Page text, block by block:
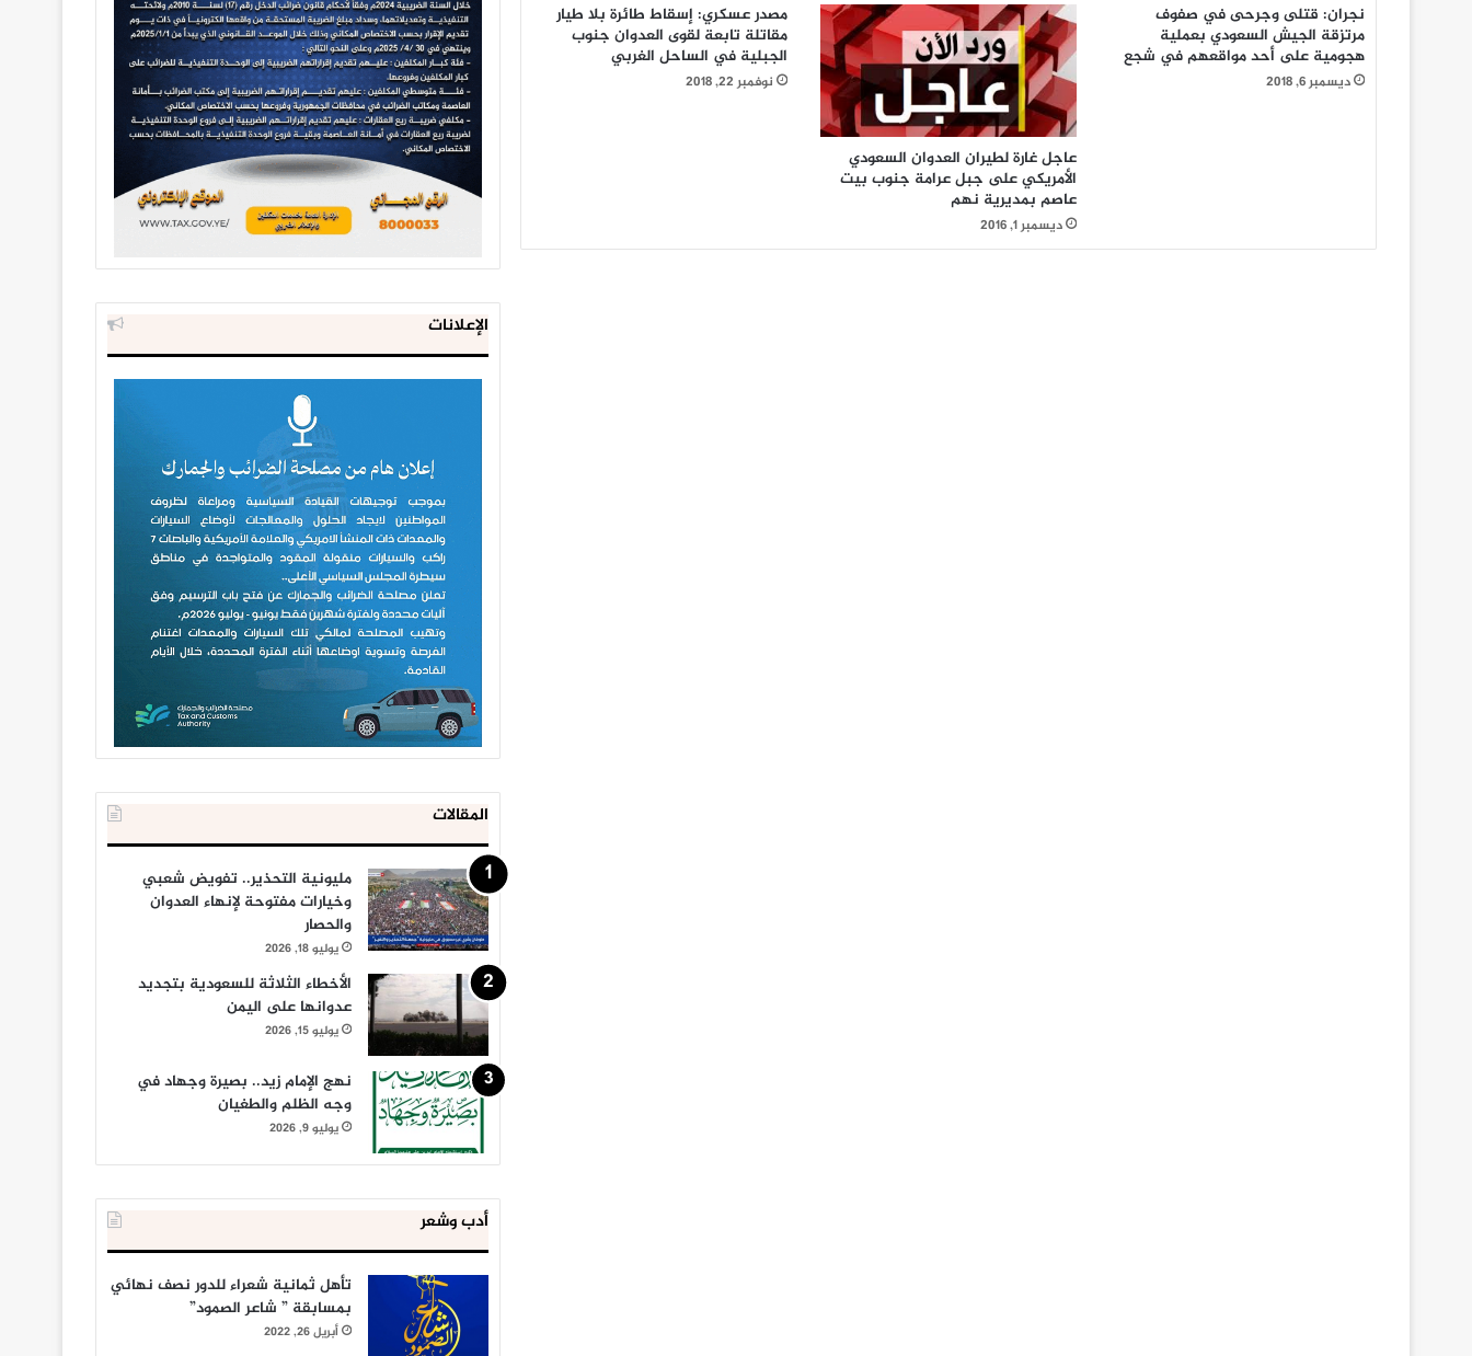
نجران: قتلى وجرحى في صفوف
مرتزقة الجيش السعودي بعملية
هجومية على أحد مواقعهم في شجع
ديسمبر 6, 2018
عاجل غارة لطيران العدوان السعودي
الأمريكي على جبل عرامة جنوب بيت
عاصم بمديرية نهم
ديسمبر 1, 2016
مصدر عسكري: إسقاط طائرة بلا طيار
مقاتلة تابعة لقوى العدوان جنوب
الجبلية في الساحل الغربي
نوفمبر 22, 2018
الإعلانات
المقالات
مليونية التحذير.. تفويض شعبي
وخيارات مفتوحة لإنهاء العدوان
والحصار
يوليو 18, 2026
الأخطاء الثلاثة للسعودية بتجديد
عدوانها على اليمن
يوليو 15, 2026
نهج الإمام زيد.. بصيرة وجهاد في
وجه الظلم والطغيان
يوليو 9, 2026
أدب وشعر
تأهل ثمانية شعراء للدور نصف نهائي
بمسابقة ” شاعر الصمود”
أبريل 26, 2022